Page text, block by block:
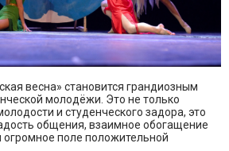
весна» становится грандиозным
молодёжи. Это не только
и студенческого задора, это
общения, взаимное обогащение
поле положительной